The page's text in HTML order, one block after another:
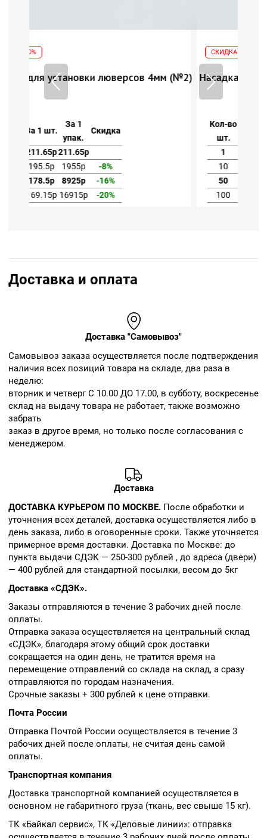
4мм (№2) Насадка для установки люверсов 4мм (№2)
Кол-во
шт.
За 1 шт.
1
10
195.5р
50
178.5р
100
169.15р
Доставка и оплата
Доставка "Самовывоз"
Cамовывоз заказа осуществляется после подтверждения
наличия всех позиций товара на складе, два раза в
неделю:
вторник и четверг С 10.00 ДО 17.00, в субботу, воскресенье
склад на выдачу товара не работает, также возможно
забрать
заказ в другое время, но только после согласования с
менеджером.
Доставка
ДОСТАВКА КУРЬЕРОМ ПО МОСКВЕ. После обработки и
уточнения всех деталей, доставка осуществляется либо в
день заказа, либо в оговоренные сроки. Также уточняется
примерное время доставки. Доставка по Москве: до
пункта выдачи СДЭК — 250-300 рублей , до адреса (двери)
— 400 рублей для стандартной посылки, весом до 5кг
Доставка «СДЭК».
Заказы отправляются в течение 3 рабочих дней после
оплаты.
Отправка заказа осуществляется на центральный склад
«СДЭК», благодаря этому общий срок доставки
сокращается на один день, не тратится время на
перемещение отправлений со склада на склад, а сразу
отправляются по городам назначения.
Срочные заказы + 300 рублей к цене отправки.
Почта России
Отправка Почтой России осуществляется в течение 3
рабочих дней после оплаты, не считая день самой
оплаты.
Транспортная компания
Доставка транспортной компанией осуществляется в
основном не габаритного груза (ткань, вес свыше 15 кг).
ТК «Байкал сервис», ТК «Деловые линии»: отправка